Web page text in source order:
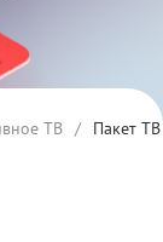
ТВ / Пакет